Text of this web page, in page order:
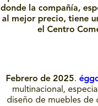
donde la compañía,
al mejor precio, tiene
el Centro
Febrero de 2025.
multinacional,
diseño de muebles de